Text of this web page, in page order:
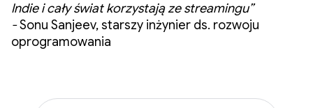
Indie i cały świat korzystają ze streamingu”
-Sonu Sanjeev, starszy inżynier ds. rozwoju
oprogramowania